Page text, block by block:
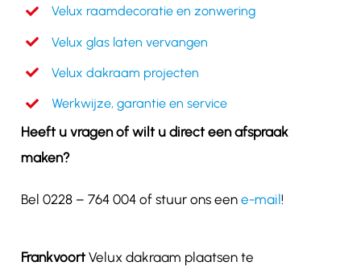
Velux raamdecoratie en zonwering
Velux glas laten vervangen
Velux dakraam projecten
Werkwijze, garantie en service
Heeft u vragen of wilt u direct een afspraak
maken?
Bel 0228 – 764 004 of stuur ons een e-mail!
FrankvoortVelux dakraam plaatsen te